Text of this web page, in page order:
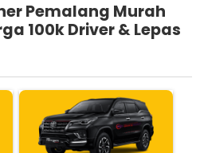
Pemalang Murah
100k Driver & Lepas